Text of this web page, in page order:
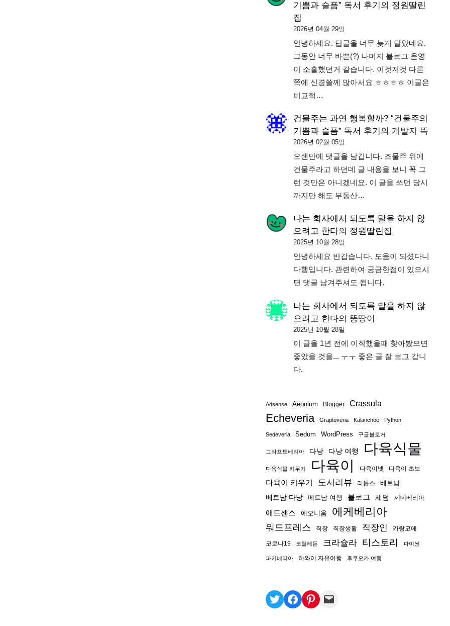
기쁨과 슬픔” 독서 후기 의 정원딸린
집
2026년 04월 29일
안녕하세요. 답글을 너무 늦게 달았네요.
그동안 너무 바쁜(?) 나머지 블로그 운영
이 소홀했던거 같습니다. 이것저것 다른
쪽에 신경쓸께 많아서요 ㅎㅎㅎㅎ 이글은
비교적…
건물주는 과연 행복할까? “건물주의
기쁨과 슬픔” 독서 후기 의 개발자 뜩
2026년 02월 05일
오랜만에 댓글을 남깁니다. 조물주 위에
건물주라고 하던데 글 내용을 보니 꼭 그
런 것만은 아니겠네요. 이 글을 쓰던 당시
까지만 해도 부동산…
나는 회사에서 되도록 말을 하지 않
으려고 한다의 정원딸린집
2025년 10월 28일
안녕하세요 반갑습니다. 도움이 되셨다니
다행입니다. 관련하여 궁금한점이 있으시
면 댓글 남겨주셔도 됩니다.
나는 회사에서 되도록 말을 하지 않
으려고 한다의 뚱땅이
2025년 10월 28일
이 글을 1년 전에 이직했을때 찾아봤으면
좋았을 것을... ㅜㅜ 좋은 글 잘 보고 갑니
다.
Adsense Aeonium Blogger Crassula
Echeveria Graptoveria Kalanchoe Python
Sedeveria Sedum WordPress 구글블로거
그라프토베리아 다낭 다낭 여행 다육식물
다육식물 키우기 다육이 다육이넷 다육이 초보
다육이 키우기 도서리뷰 리톱스
베트남
베트남 다낭
베트남 여행 블로그 세덤 세데베리아
애드센스 에오니움 에케베리아
워드프레스 직장 직장생활 직장인 카랑코에
코로나19 코틸레돈 크라슐라 티스토리 파이썬
파키베리아 하와이 자유여행 후쿠오카 여행